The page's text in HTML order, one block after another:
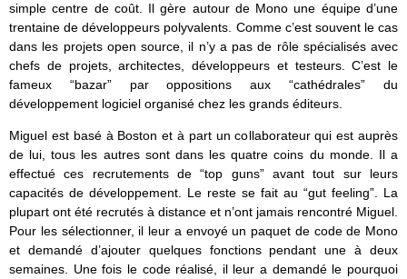
simple centre de coût. Il gère autour de Mono une équipe d’une
trentaine de développeurs polyvalents. Comme c’est souvent le cas
dans les projets open source, il n’y a pas de rôle spécialisés avec
chefs de projets, architectes, développeurs et testeurs. C’est le
fameux “bazar” par oppositions aux “cathédrales” du
développement logiciel organisé chez les grands éditeurs.
Miguel est basé à Boston et à part un collaborateur qui est auprès
de lui, tous les autres sont dans les quatre coins du monde. Il a
effectué ces recrutements de “top guns” avant tout sur leurs
capacités de développement. Le reste se fait au “gut feeling”. La
plupart ont été recrutés à distance et n’ont jamais rencontré Miguel.
Pour les sélectionner, il leur a envoyé un paquet de code de Mono
et demandé d’ajouter quelques fonctions pendant une à deux
semaines. Une fois le code réalisé, il leur a demandé le pourquoi